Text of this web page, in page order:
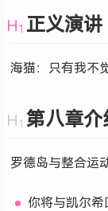
正义演讲
海猫：只有我不
第八章介
罗德岛与整合运
你将与凯尔